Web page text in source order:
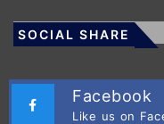
SOCIAL SHARE
Facebook
Like us on